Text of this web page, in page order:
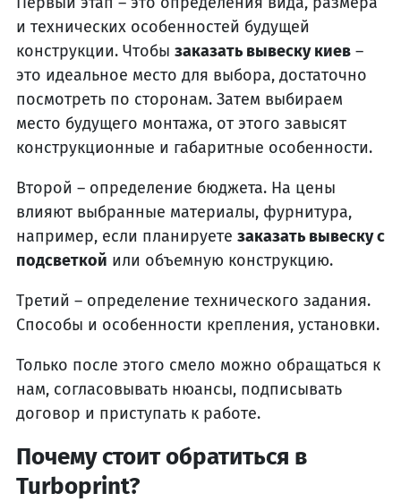
и технических особенностей будущей
конструкции. Чтобы заказать вывеску киев –
это идеальное место для выбора, достаточно
посмотреть по сторонам. Затем выбираем
место будущего монтажа, от этого завысят
конструкционные и габаритные особенности.
Второй – определение бюджета. На цены
влияют выбранные материалы, фурнитура,
например, если планируете заказать вывеску с
подсветкой или объемную конструкцию.
Третий – определение технического задания.
Способы и особенности крепления, установки.
Только после этого смело можно обращаться к
нам, согласовывать нюансы, подписывать
договор и приступать к работе.
Почему стоит обратиться в
Turboprint?